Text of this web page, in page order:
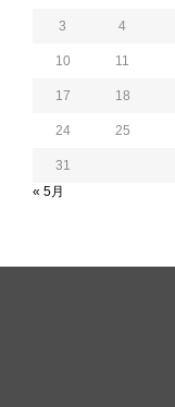
3 4
10 11
17 18
24 25
31
« 5月